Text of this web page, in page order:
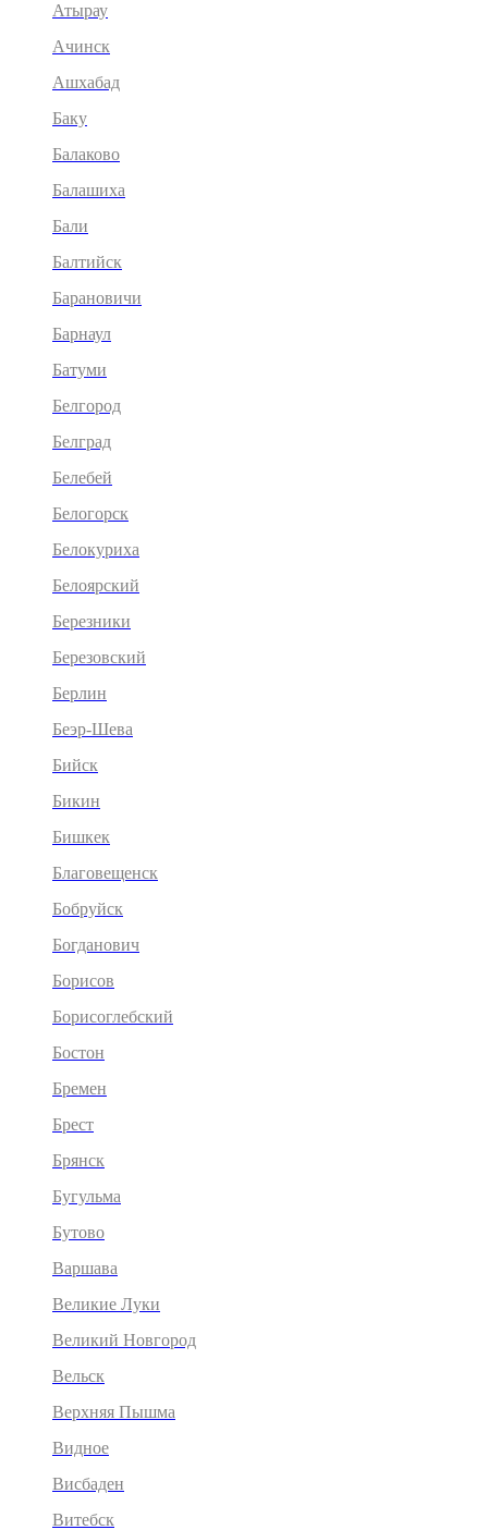
Атырау
Ачинск
Ашхабад
Баку
Балаково
Балашиха
Бали
Балтийск
Барановичи
Барнаул
Батуми
Белгород
Белград
Белебей
Белогорск
Белокуриха
Белоярский
Березники
Березовский
Берлин
Беэр-Шева
Бийск
Бикин
Бишкек
Благовещенск
Бобруйск
Богданович
Борисов
Борисоглебский
Бостон
Бремен
Брест
Брянск
Бугульма
Бутово
Варшава
Великие Луки
Великий Новгород
Вельск
Верхняя Пышма
Видное
Висбаден
Витебск